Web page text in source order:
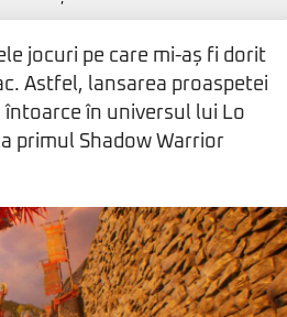
jocuri pe care mi-aș fi dorit
Astfel, lansarea proaspetei
în universul lui Lo
primul Shadow Warrior